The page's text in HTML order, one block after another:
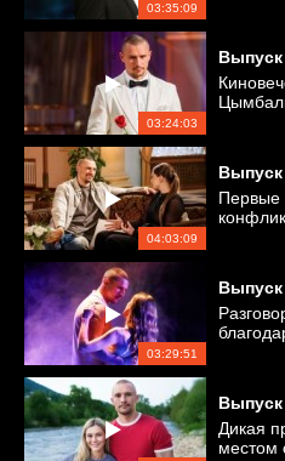
03:35:09
03:24:03
Выпуск
04:03:09
Выпуск
Первые
03:29:51
Выпуск
Выпуск
Дикая
местом